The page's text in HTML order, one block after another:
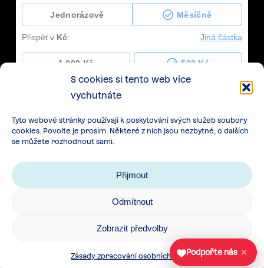
S cookies si tento web více
vychutnáte
Tyto webové stránky používají k poskytování svých služeb soubory
cookies. Povolte je prosím. Některé z nich jsou nezbytné, o dalších
se můžete rozhodnout sami.
Přijmout
Odmítnout
Zobrazit předvolby
Zásady zpracování osobních údajů
Zásady zpracování osobních údajů
Všeobecné podmínky spolupráce
Podpořte nás ×